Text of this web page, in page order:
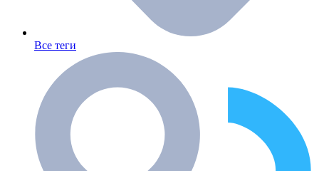
Все теги